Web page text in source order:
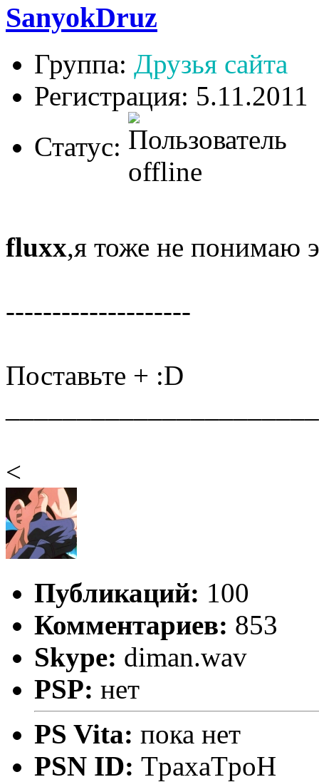
SanyokDruz
Группа: Друзья сайта
Регистрация: 5.11.2011
Статус:
fluxx,я тоже не понимаю
--------------------
Поставьте + :D
<
Публикаций: 100
Комментариев: 853
Skype: diman.wav
PSP: нет
PS Vita: пока нет
PSN ID: TpaxaTpoH